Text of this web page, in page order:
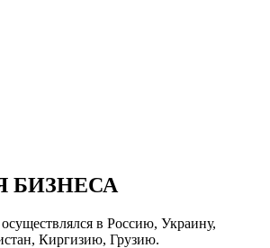
БИЗНЕСА
в Россию, Украину,
Киргизию, Грузию.